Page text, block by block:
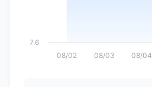
08/02 08/03 08/04
7.6